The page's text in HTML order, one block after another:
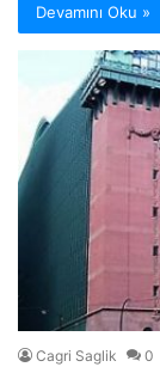
Devamını Oku »
Cagri Saglik 0